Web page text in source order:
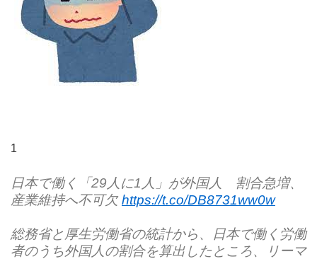
1
日本で働く「29人に1人」が外国人 割合急増、
産業維持へ不可欠 https://t.co/DB8731ww0w
総務省と厚生労働省の統計から、日本で働く労働
者のうち外国人の割合を算出したところ、リーマ